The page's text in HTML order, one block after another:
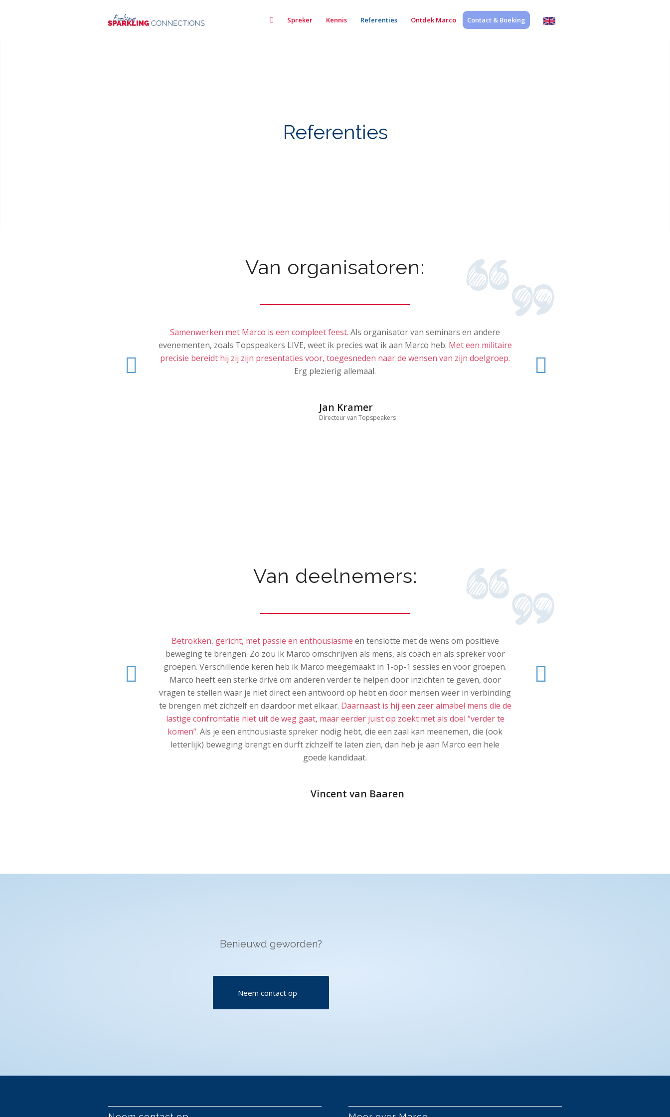
HomeSpreker Kennis Referenties Ontdek Marco Contact & Boeking English
Referenties
Van organisatoren:
Samenwerken met Marco is een compleet feest. Als organisator van seminars en andere
evenementen, zoals Topspeakers LIVE, weet ik precies wat ik aan Marco heb. Met een militaire
precisie bereidt hij zij zijn presentaties voor, toegesneden naar de wensen van zijn doelgroep.
Erg plezierig allemaal.
Jan Kramer
Directeur van Topspeakers
Volgende
Van deelnemers:
Betrokken, gericht, met passie en enthousiasme en tenslotte met de wens om positieve
beweging te brengen. Zo zou ik Marco omschrijven als mens, als coach en als spreker voor
groepen. Verschillende keren heb ik Marco meegemaakt in 1-op-1 sessies en voor groepen.
Marco heeft een sterke drive om anderen verder te helpen door inzichten te geven, door
vragen te stellen waar je niet direct een antwoord op hebt en door mensen weer in verbinding
te brengen met zichzelf en daardoor met elkaar. Daarnaast is hij een zeer aimabel mens die de
lastige confrontatie niet uit de weg gaat, maar eerder juist op zoekt met als doel “verder te
komen”. Als je een enthousiaste spreker nodig hebt, die een zaal kan meenemen, die (ook
letterlijk) beweging brengt en durft zichzelf te laten zien, dan heb je aan Marco een hele
goede kandidaat.
Vincent van Baaren
Volgende
Benieuwd geworden?
Neem contact op